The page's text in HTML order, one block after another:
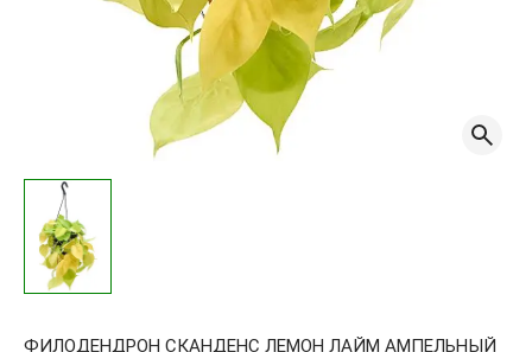
ФИЛОДЕНДРОН СКАНДЕНС ЛЕМОН ЛАЙМ АМПЕЛЬНЫЙ